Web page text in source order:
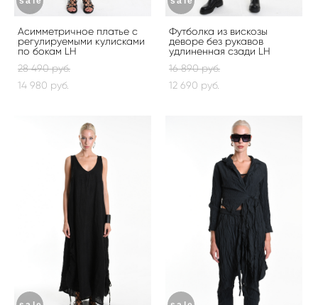
Асимметричное платье с
регулируемыми кулисками
по бокам LH
28 490 pуб.
14 980 pуб.
Футболка из вискозы
деворе без рукавов
удлиненная сзади LH
16 890 pуб.
12 690 pуб.